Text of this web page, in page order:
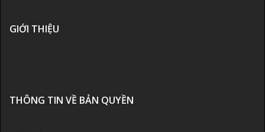
GIỚI THIỆU
THÔNG TIN VỀ BẢN QUYỀN